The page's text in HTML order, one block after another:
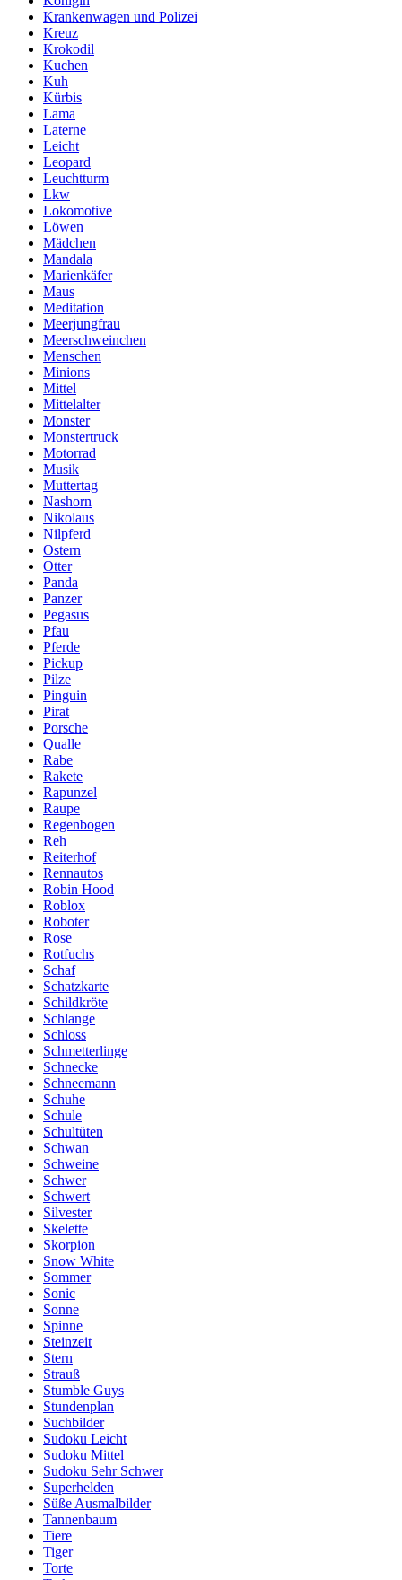
Krankenwagen und Polizei
Kreuz
Krokodil
Kuchen
Kuh
Kürbis
Lama
Laterne
Leicht
Leopard
Leuchtturm
Lkw
Lokomotive
Löwen
Mädchen
Mandala
Marienkäfer
Maus
Meditation
Meerjungfrau
Meerschweinchen
Menschen
Minions
Mittel
Mittelalter
Monster
Monstertruck
Motorrad
Musik
Muttertag
Nashorn
Nikolaus
Nilpferd
Ostern
Otter
Panda
Panzer
Pegasus
Pfau
Pferde
Pickup
Pilze
Pinguin
Pirat
Porsche
Qualle
Rabe
Rakete
Rapunzel
Raupe
Regenbogen
Reh
Reiterhof
Rennautos
Robin Hood
Roblox
Roboter
Rose
Rotfuchs
Schaf
Schatzkarte
Schildkröte
Schlange
Schloss
Schmetterlinge
Schnecke
Schneemann
Schuhe
Schule
Schultüten
Schwan
Schweine
Schwer
Schwert
Silvester
Skelette
Skorpion
Snow White
Sommer
Sonic
Sonne
Spinne
Steinzeit
Stern
Strauß
Stumble Guys
Stundenplan
Suchbilder
Sudoku Leicht
Sudoku Mittel
Sudoku Sehr Schwer
Superhelden
Süße Ausmalbilder
Tannenbaum
Tiere
Tiger
Torte